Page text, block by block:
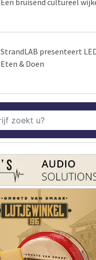
StrandLAB presenteert
Eten & Doen